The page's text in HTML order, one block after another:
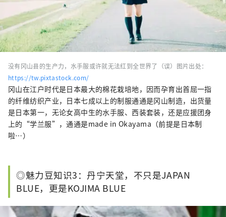
没有冈山县的生产力，水手服或许就无法红到全世界了（误）图片出处：
https://tw.pixtastock.com/
冈山在江户时代是日本最大的棉花栽培地，因而孕育出首屈一指
的纤维纺织产业，日本七成以上的制服通通是冈山制造，出货量
是日本第一，无论女高中生的水手服、西装套装，还是应援团身
上的“学兰服”，通通是made in Okayama（前提是日本制
啦…）
◎魅力豆知识3：丹宁天堂，不只是JAPAN
BLUE，更是KOJIMA BLUE